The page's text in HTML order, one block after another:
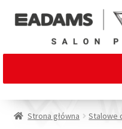
Strona główna Stalowe